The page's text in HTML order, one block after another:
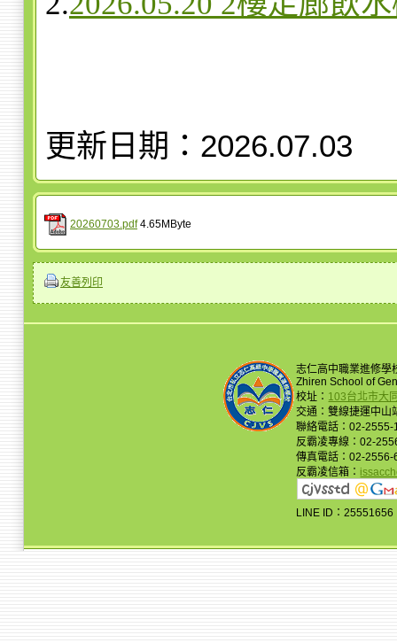
更新日期：2026.07.03
20260703.pdf 4.65MByte
友善列印
志仁高中職業進修學
Zhiren School of
校址： 103台北市大
交通：雙線捷運中山
聯絡電話：02-2555-
反霸凌專線：02-
傳真電話：02-2556-
反霸凌信箱：
LINE ID：25551656